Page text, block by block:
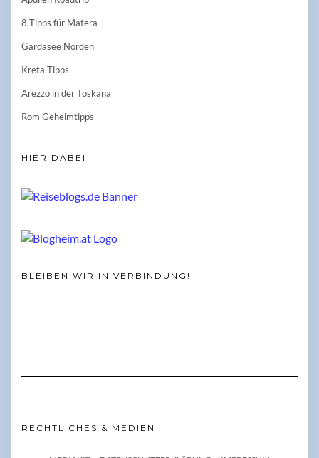
8 Tipps für Matera
Gardasee Norden
Kreta Tipps
Arezzo in der Toskana
Rom Geheimtipps
HIER DABEI
BLEIBEN WIR IN VERBINDUNG!
RECHTLICHES & MEDIEN